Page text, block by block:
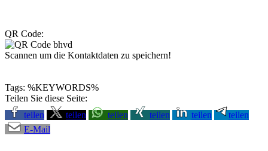
QR Code:
Scannen um die Kontaktdaten zu speichern!
Tags: %KEYWORDS%
Teilen Sie diese Seite:
teilen
teilen teilen teilen teilen
teilen
E-Mail